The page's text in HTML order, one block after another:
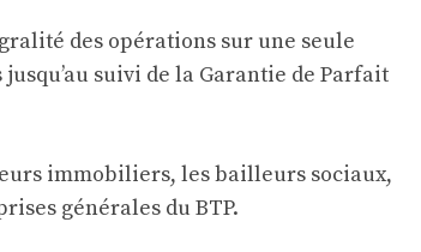
des opérations sur une seule
suivi de la Garantie de Parfait
immobiliers, les bailleurs sociaux,
générales du BTP.